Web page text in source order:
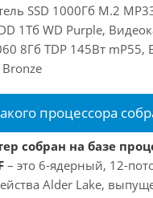
SSD 1000Гб M.2
1Тб WD Purple,
8Гб TDP 145Вт mP55,
процессора
собран на базе
– это 6-ядерный, 12-
Alder Lake,